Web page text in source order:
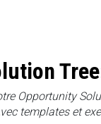
Opportunity
templates et